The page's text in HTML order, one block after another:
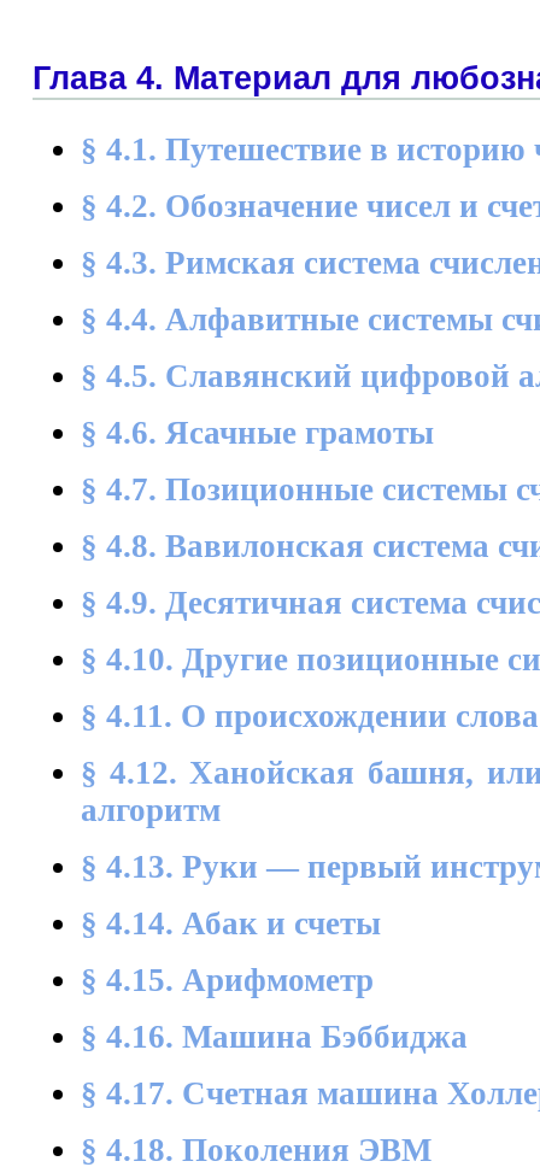
Глава 4. Материал для
§ 4.1. Путешествие в историю
§ 4.2. Обозначение чисел и
§ 4.3. Римская система
§ 4.4. Алфавитные системы
§ 4.5. Славянский цифровой
§ 4.6. Ясачные грамоты
§ 4.7. Позиционные системы
§ 4.8. Вавилонская система
§ 4.9. Десятичная система
§ 4.10. Другие позиционные
§ 4.11. О происхождении
§ 4.12. Ханойская башня,
алгоритм
§ 4.13. Руки — первый
§ 4.14. Абак и счеты
§ 4.15. Арифмометр
§ 4.16. Машина Бэббиджа
§ 4.17. Счетная машина
§ 4.18. Поколения ЭВМ